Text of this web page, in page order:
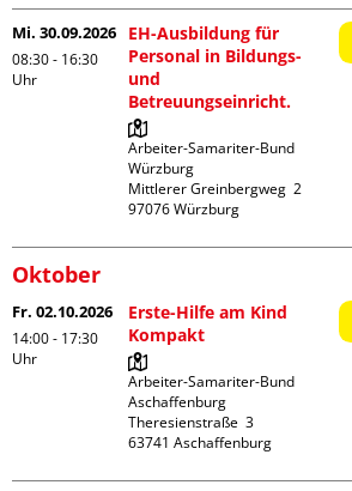
Mi. 30.09.2026
08:30 - 16:30
Uhr
EH-Ausbildung für
Personal in Bildungs-
und
Betreuungseinricht.
Arbeiter-Samariter-Bund
Würzburg
Mittlerer Greinbergweg  2
Oktober
Fr. 02.10.2026
14:00 - 17:30
Uhr
Erste-Hilfe am Kind
Kompakt
Arbeiter-Samariter-Bund
Aschaffenburg
Theresienstraße  3